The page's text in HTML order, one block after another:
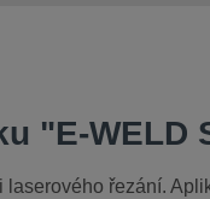
"E-WELD
řezání.